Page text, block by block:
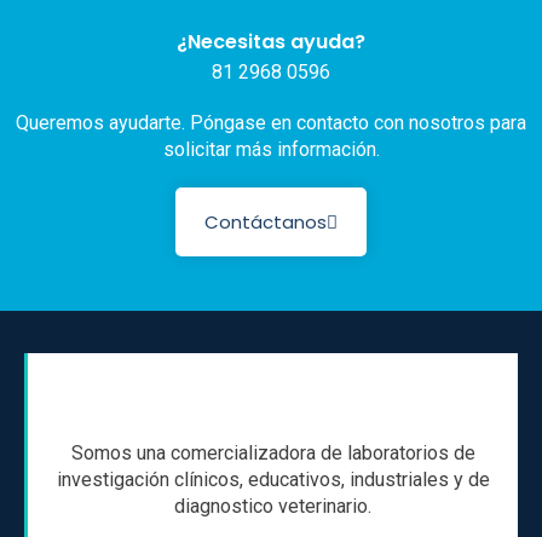
¿Necesitas ayuda?
81 2968 0596
Queremos ayudarte. Póngase en contacto con nosotros para
solicitar más información.
Contáctanos
Somos una comercializadora de laboratorios de
investigación clínicos, educativos, industriales y de
diagnostico veterinario.